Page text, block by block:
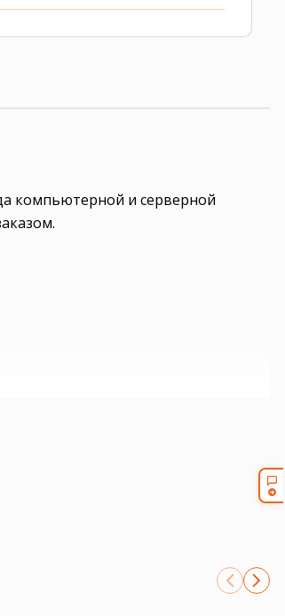
компьютерной и серверной